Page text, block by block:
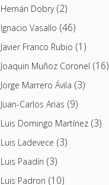
Hernán Dobry(2)
Ignacio Vasallo (46)
Javier Franco Rubio (1)
Joaquin Muñoz Coronel (16)
Jorge Marrero Ávila (3)
Juan-Carlos Arias (9)
Luis Domingo Martínez(3)
Luis Ladevece (3)
Luis Paadín (3)
Luis Padron (10)